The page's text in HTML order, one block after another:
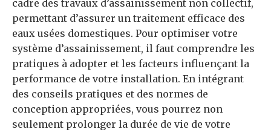
cadre des travaux d’assainissement non collectif,
permettant d’assurer un traitement efficace des
eaux usées domestiques. Pour optimiser votre
système d’assainissement, il faut comprendre les
pratiques à adopter et les facteurs influençant la
performance de votre installation. En intégrant
des conseils pratiques et des normes de
conception appropriées, vous pourrez non
seulement prolonger la durée de vie de votre